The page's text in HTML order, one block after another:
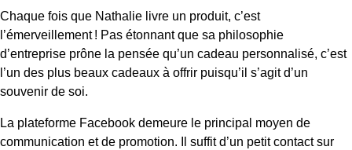
Chaque fois que Nathalie livre un produit, c’est
l’émerveillement ! Pas étonnant que sa philosophie
d’entreprise prône la pensée qu’un cadeau personnalisé, c’est
l’un des plus beaux cadeaux à offrir puisqu’il s’agit d’un
souvenir de soi.
La plateforme Facebook demeure le principal moyen de
communication et de promotion. Il suffit d’un petit contact sur